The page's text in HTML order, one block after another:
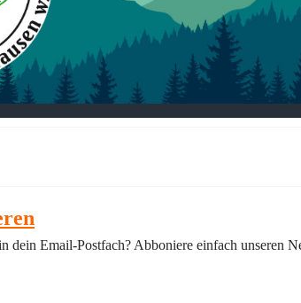
dein Email-Postfach? Abboniere einfach unseren